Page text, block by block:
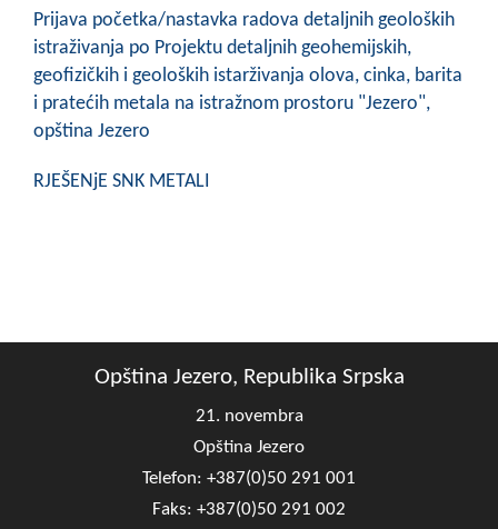
Prijava početka/nastavka radova detaljnih geoloških
istraživanja po Projektu detaljnih geohemijskih,
geofizičkih i geoloških istarživanja olova, cinka, barita
i pratećih metala na istražnom prostoru "Jezero",
opština Jezero
RJEŠENjE SNK METALI
Opština Jezero, Republika Srpska
21. novembra
Opština Jezero
Telefon: +387(0)50 291 001
Faks: +387(0)50 291 002